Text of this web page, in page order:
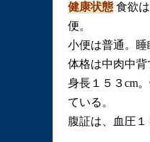
健康状態 食欲
便。
小便は普通。睡
体格は中肉中背
身長１５３cm
ている。
腹証は、血圧１